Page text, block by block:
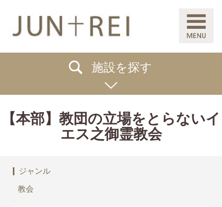
施設を探す
【本部】教団の立場をとらないイ
エス之御霊教会
ジャンル
教会